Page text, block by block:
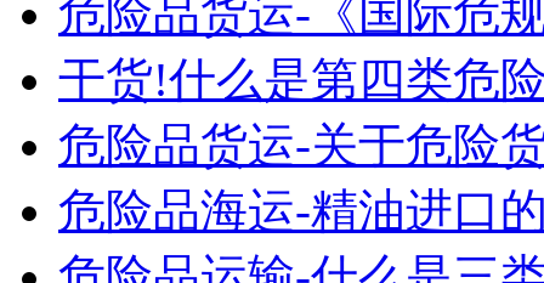
危险品货运-《国际危
干货!什么是第四类危
危险品货运-关于危险
危险品海运-精油进口